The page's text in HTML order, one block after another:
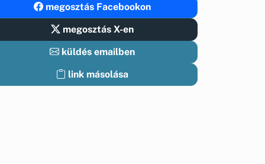
megosztás Facebookon
megosztás X-en
küldés emailben
link másolása